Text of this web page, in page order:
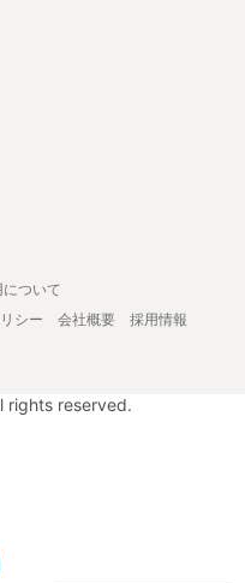
ついて
シー 会社概要
採用情報
rights reserved.